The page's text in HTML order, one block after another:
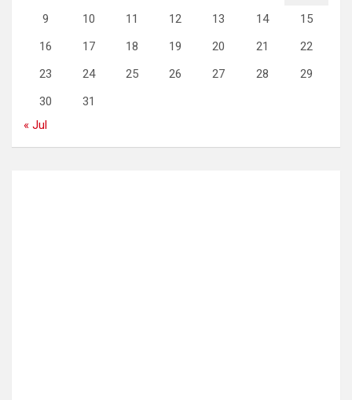
9
10 11 12 13 14
15
16
17 18 19 20 21
22
23
24 25 26 27 28
29
30
31
« Jul